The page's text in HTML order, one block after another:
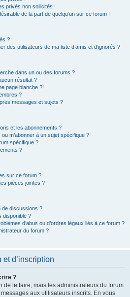
privés non sollicités !
de la part de quelqu’un sur ce forum !
?
des utilisateurs de ma liste d’amis et d’ignorés ?
dans un ou des forums ?
résultat ?
page blanche ?!
?
messages et sujets ?
et les abonnements ?
m’abonner à un sujet spécifique ?
spécifique ?
?
sur ce forum ?
pièces jointes ?
de discussions ?
disponible ?
d’abus ou d’ordres légaux liés à ce forum ?
du forum ?
d’inscription
?
de le faire, mais les administrateurs du forum
aux utilisateurs inscrits. En vous